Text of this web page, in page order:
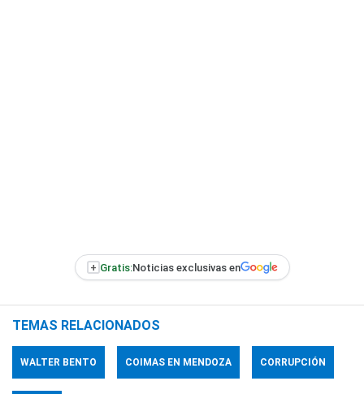
+ Gratis:Noticias exclusivas en
TEMAS RELACIONADOS
WALTER BENTO COIMAS EN MENDOZA CORRUPCIÓN